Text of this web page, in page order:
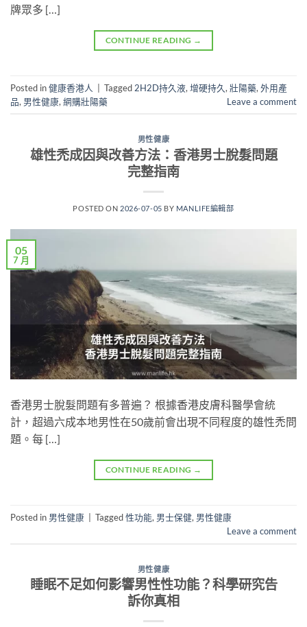
牌眾多 […]
CONTINUE READING →
Posted in健康香港人 | Tagged 2H2D持久液, 增硬持久, 壯陽藥, 外用產
品, 男性健康, 網購壯陽藥 Leave a comment
男性健康
雄性禿成因與改善方法：香港男士脫髮問題
完整指南
POSTED ON 2026-07-05 BY MANLIFE編輯部
05
7 月
香港男士脫髮問題有多普遍？ 根據香港皮膚科醫學會統
計，超過六成本地男性在50歲前會出現不同程度的雄性禿問
題。每 […]
CONTINUE READING →
Posted in 男性健康 Tagged性功能, 男士保健, 男性健康
Leave a comment
男性健康
睡眠不足如何影響男性性功能？科學研究告
訴你真相